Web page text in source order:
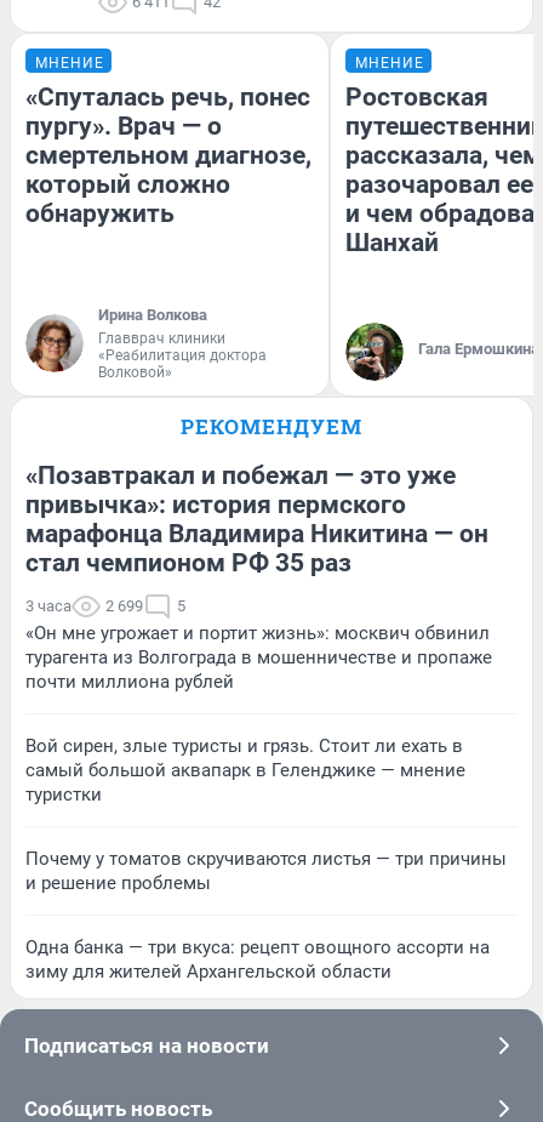
МНЕНИЕ
«Спуталась речь, понес
пургу». Врач — о
смертельном диагнозе,
который сложно
обнаружить
Ирина Волкова
Главврач клиники
«Реабилитация доктора
Волковой»
МНЕНИЕ
Ростовская
рассказала, чем
разочаровал
и чем
Шанхай
Гала Ермошкина
РЕКОМЕНДУЕМ
«Позавтракал и побежал — это уже
привычка»: история пермского
марафонца Владимира Никитина — он
стал чемпионом РФ 35 раз
3 часа 2 699 5
«Он мне угрожает и портит жизнь»: москвич обвинил
турагента из Волгограда в мошенничестве и пропаже
почти миллиона рублей
Вой сирен, злые туристы и грязь. Стоит ли ехать в
самый большой аквапарк в Геленджике — мнение
туристки
Почему у томатов скручиваются листья — три причины
и решение проблемы
Одна банка — три вкуса: рецепт овощного ассорти на
зиму для жителей Архангельской области
Подписаться на новости
Сообщить новость